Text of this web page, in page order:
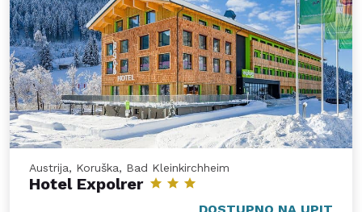
Austrija, Koruška, Bad Kleinkirchheim
Hotel Expolrer